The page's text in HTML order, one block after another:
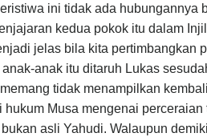
ini tidak ada hubungannya
kedua pokok itu dalam
jelas bila kita pertimbangkan
anak itu ditaruh Lukas
tidak menampilkan
Musa mengenai
asli Yahudi. Walaupun